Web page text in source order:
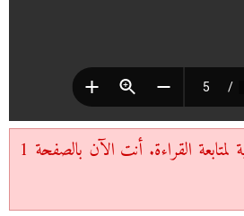
اضغط على الصفحة التالية لمتابعة القراءة. أنت الآن بالصفحة 1